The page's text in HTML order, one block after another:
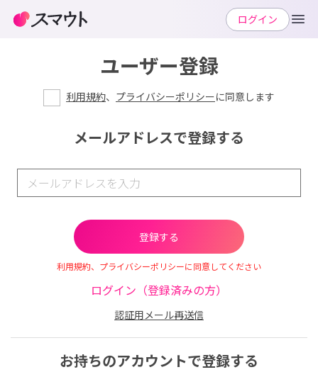
ユーザー登録
利用規約、 プライバシーポリシーに同意します
メールアドレスで登録する
利用規約、プライバシーポリシーに同意してください
ログイン（登録済みの方）
認証用メール再送信
お持ちのアカウントで登録する
ログイン